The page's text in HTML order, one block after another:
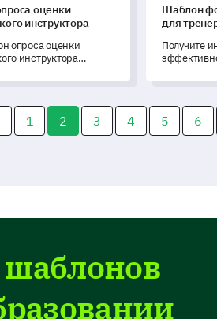
оценки
инструктора
опроса оценки
инструктора
и раскрытия
Шаблон
для
Получите
клиентов
улучшения.
1 2 3 4 5 6
шаблонов